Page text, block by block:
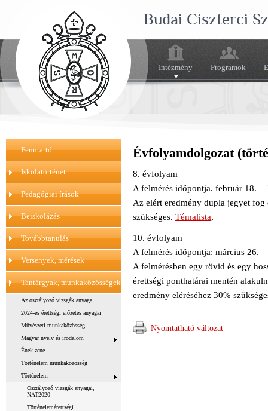
Budai Ciszterci
Intézmény Programok
Fenntartó
Iskolatörténet
Pedagógiai írások
Beiskolázás
Továbbtanulás
Versenyek, mérések
Tantárgyak, munkaközösségek
Az osztályozó vizsgák anyaga
2024-es érettségi előzetes anyagai
Művészeti munkaközösség
Magyar nyelv és irodalom
Ének-zene
Történelem munkaközösség
Történelem
Osztályozó vizsgák anyagai,
NAT2020
Történelemérettségi
Évfolyamdolgozat
8. évfolyam
A felmérés időpontja. február 18. –
Az elért eredmény dupla jegyet fog
szükséges. Témalista,
10. évfolyam
A felmérés időpontja: március 26.
A felmérésben egy rövid és egy
érettségi ponthatárai mentén
eredmény eléréséhez 30%
Nyomtatható változat